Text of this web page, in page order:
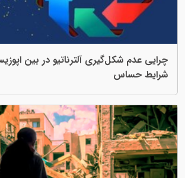
آلترناتیو در بین اپوزیسیون رژیم در این